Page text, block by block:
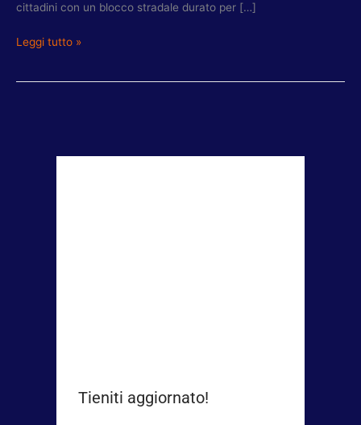
cittadini con un blocco stradale durato per […]
Leggi tutto »
Tieniti aggiornato!